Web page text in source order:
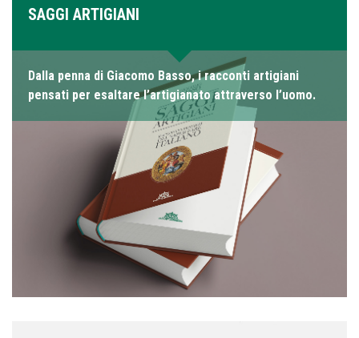
SAGGI ARTIGIANI
Dalla penna di Giacomo Basso, i racconti artigiani
pensati per esaltare l’artigianato attraverso l’uomo.